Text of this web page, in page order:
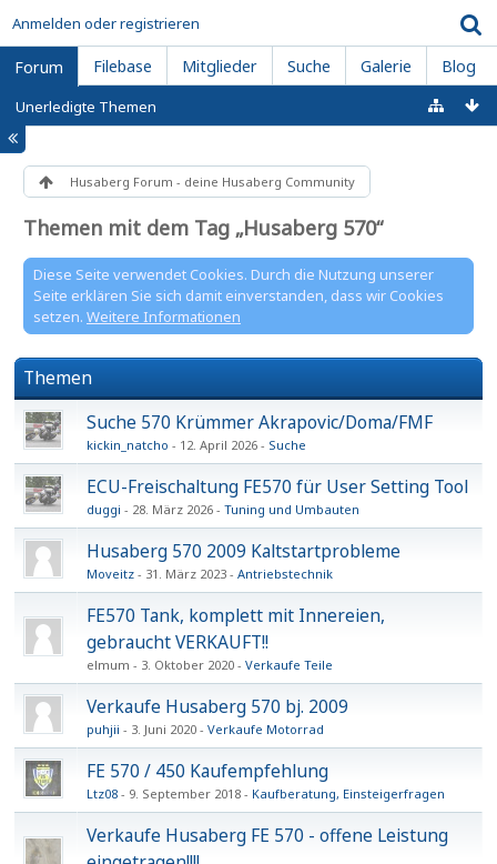
Anmelden oder registrieren
Forum Filebase Mitglieder Suche Galerie Blog
Unerledigte Themen
Husaberg Forum - deine Husaberg Community
Themen mit dem Tag „Husaberg 570“
Diese Seite verwendet Cookies. Durch die Nutzung unserer
Seite erklären Sie sich damit einverstanden, dass wir Cookies
setzen. Weitere Informationen
Themen
Suche 570 Krümmer Akrapovic/Doma/FMF
kickin_natcho 12. April 2026 Suche
ECU-Freischaltung FE570 für User Setting Tool
duggi 28. März 2026 Tuning und Umbauten
Husaberg 570 2009 Kaltstartprobleme
Moveitz 31. März 2023 Antriebstechnik
FE570 Tank, komplett mit Innereien,
gebraucht VERKAUFT!!
elmum 3. Oktober 2020 Verkaufe Teile
Verkaufe Husaberg 570 bj. 2009
puhjii 3. Juni 2020 Verkaufe Motorrad
FE 570 / 450 Kaufempfehlung
Ltz08 9. September 2018 Kaufberatung, Einsteigerfragen
Verkaufe Husaberg FE 570 - offene Leistung